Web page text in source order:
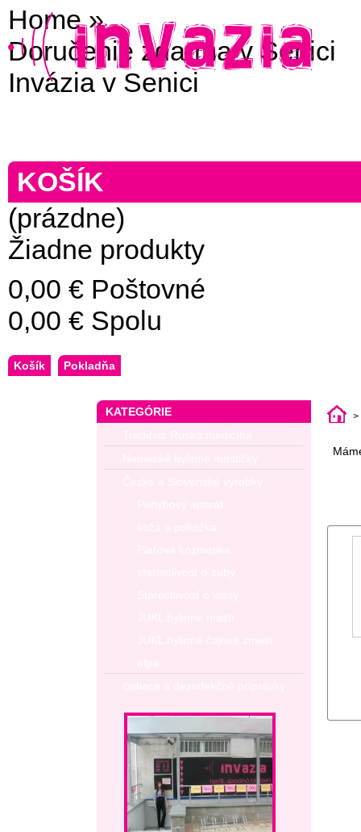
Home»
Doručenie zdarma v Senici
Invázia v Senici
KOŠÍK
(prázdne)
Žiadne produkty
0,00 € Poštovné
0,00 € Spolu
Košík Pokladňa
KATEGÓRIE
>